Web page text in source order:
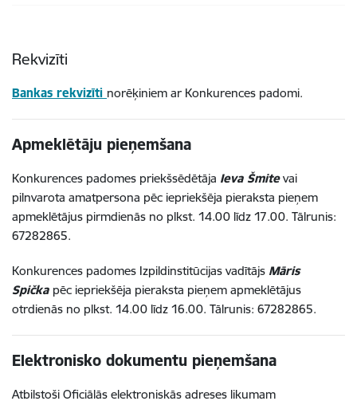
Rekvizīti
Bankas rekvizīti norēķiniem ar Konkurences padomi.
Apmeklētāju pieņemšana
Konkurences padomes priekšsēdētāja Ieva Šmitevai
pilnvarota amatpersona pēc iepriekšēja pieraksta pieņem
apmeklētājus pirmdienās no plkst. 14.00 līdz 17.00. Tālrunis:
67282865.
Konkurences padomes Izpildinstitūcijas vadītājs Māris
Spička pēc iepriekšēja pieraksta pieņem apmeklētājus
otrdienās no plkst. 14.00 līdz 16.00. Tālrunis: 67282865.
Elektronisko dokumentu pieņemšana
Atbilstoši Oficiālās elektroniskās adreses likumam